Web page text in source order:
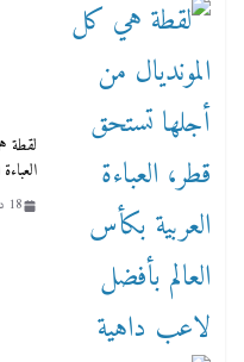
لقطة
18 ديسمبر، 2022